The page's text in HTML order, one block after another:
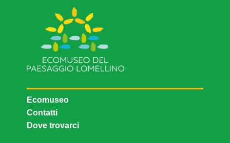
Ecomuseo
Contatti
Dove trovarci